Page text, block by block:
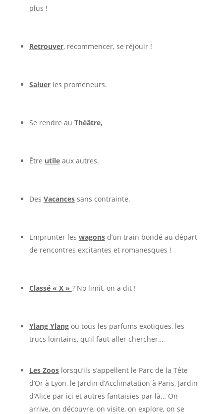
plus !
Retrouver, recommencer, se réjouir !
Saluerles promeneurs.
Se rendre au Théâtre,
Être utileaux autres.
Des Vacancessans contrainte.
Emprunter les wagonsd’un train bondé au départ
de rencontres excitantes et romanesques !
Classé « X » ? No limit, on a dit !
Ylang Ylangou tous les parfums exotiques, les
trucs lointains, qu’il faut aller chercher…
Les Zooslorsqu’ils s’appellent le Parc de la Tête
d’Or à Lyon, le Jardin d’Acclimatation à Paris, Jardin
d’Alice par ici et autres fantaisies par là… On
arrive, on découvre, on visite, on explore, on se